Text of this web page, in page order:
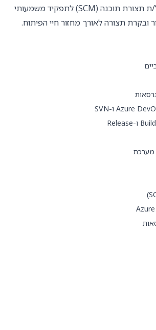
לחברה מובילה בתחום הביטחוני דרוש/ה מנהל/ת תצורת תוכנה (SCM) לתפקיד משמעותי
ובקרת תצורה לאורך מחזור חיי הפיתוח.
מערכת